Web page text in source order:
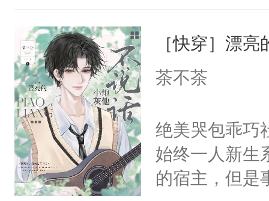
母的微笑：“
留看着面前
人，突然醒悟
卫天还没亮，
腰：“陛下，
不好了！”“那
惜被人暗害
绝。主神知晓
朝，一个从未
为三种性别。
构与男子相同
了一颗红色的
［快穿］漂
茶不茶
绝美哭包乖巧
始终一人新生
的宿主，但